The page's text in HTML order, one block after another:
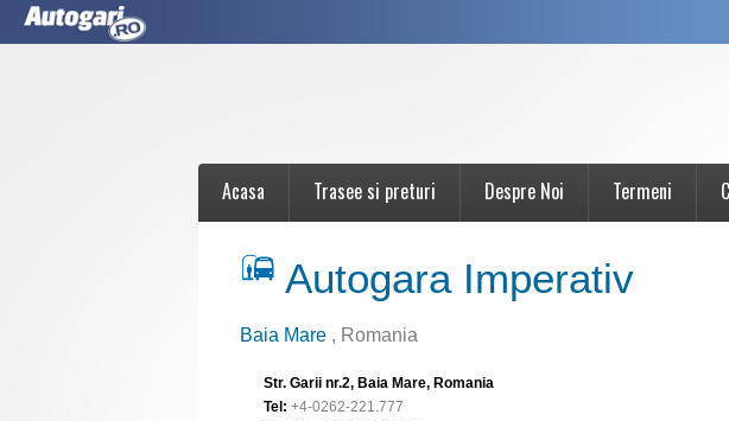
Acasa Trasee si preturi Despre Noi Termeni
Autogara Imperativ
Baia Mare , Romania
Str. Garii nr.2, Baia Mare, Romania
Tel: +4-0262-221.777